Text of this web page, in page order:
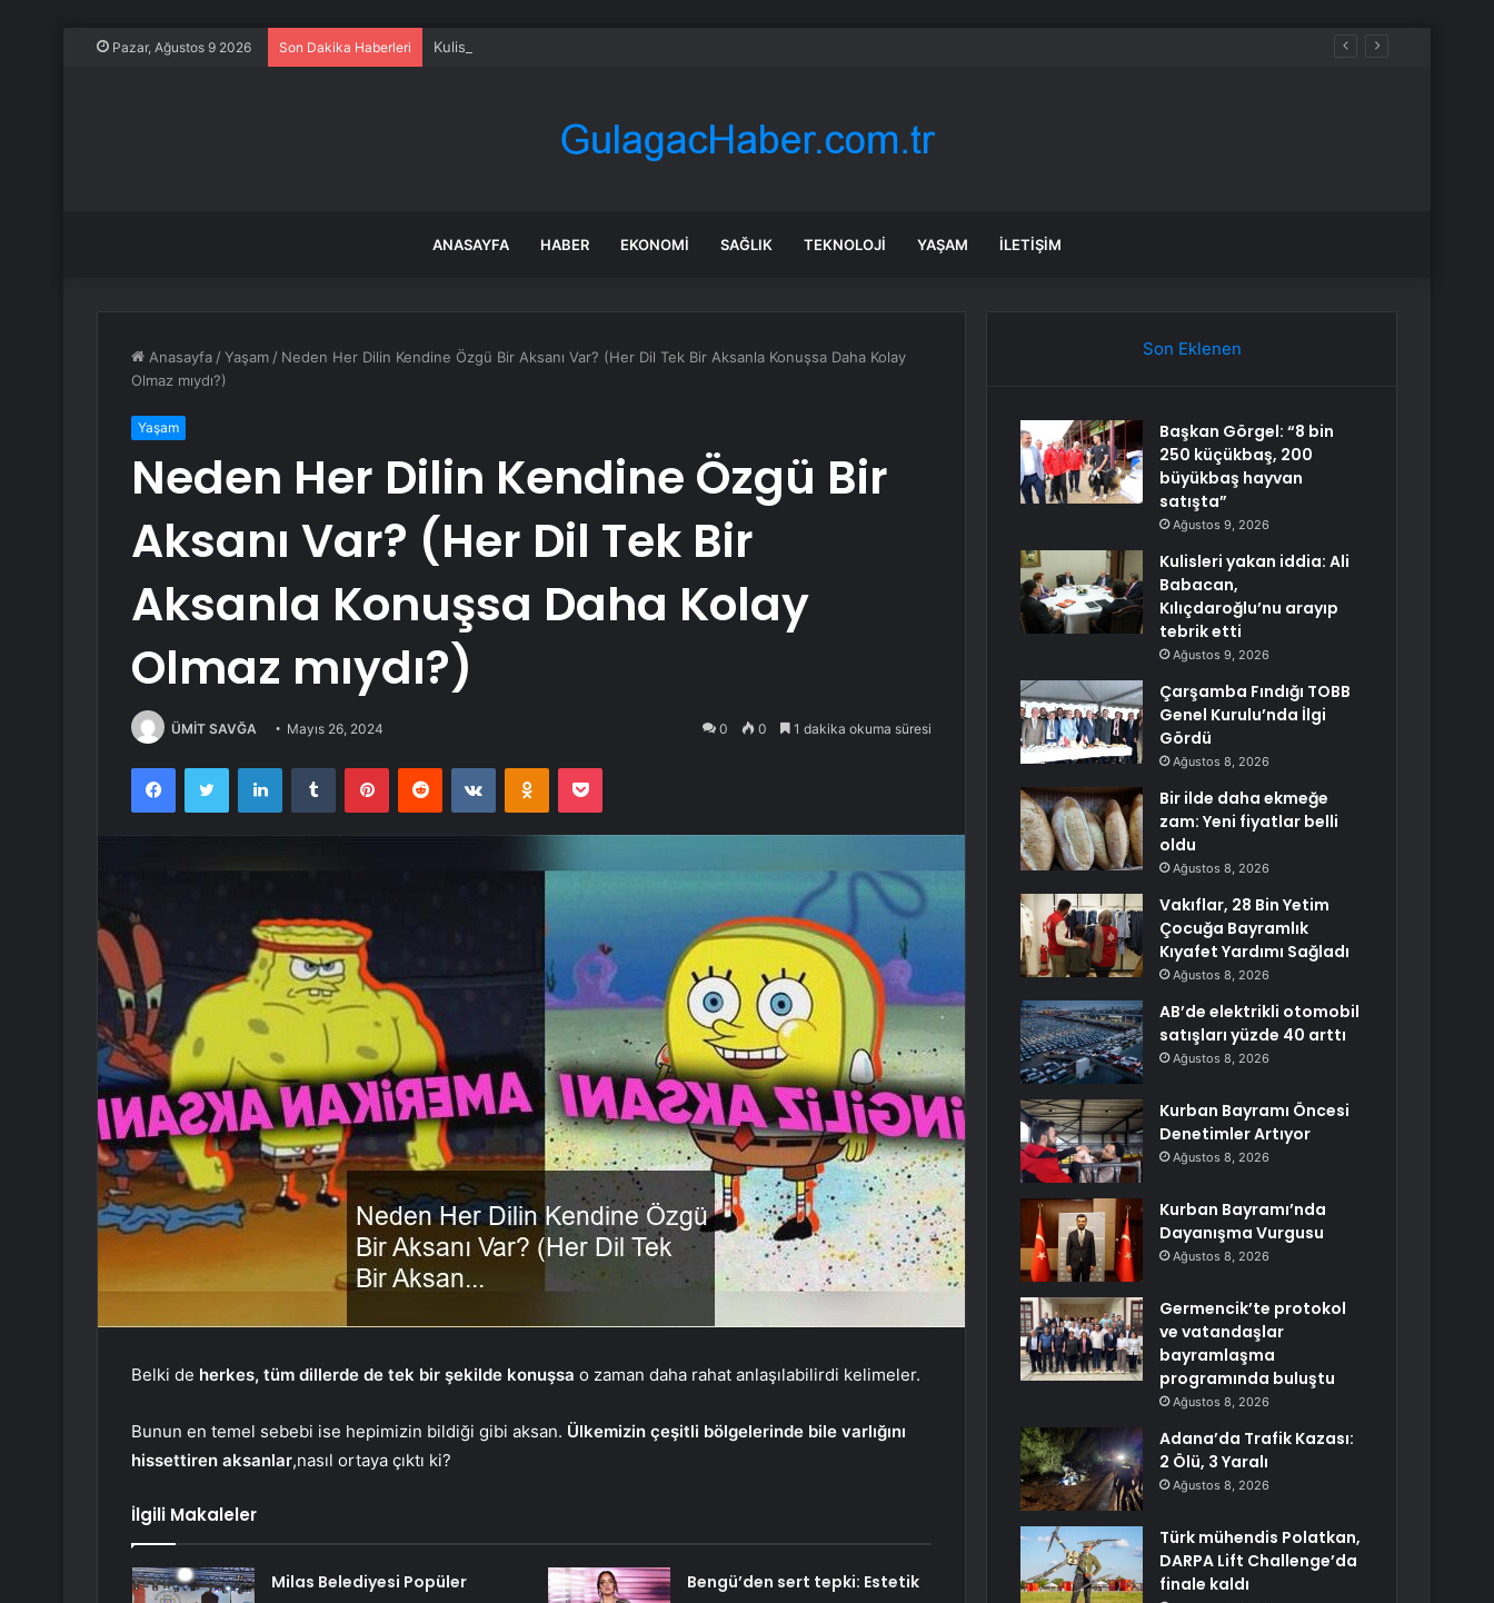
Pazar, Ağustos 9 2026 Son Dakika Haberleri Kulisleri yakan iddia: Ali Babacan, Kılıçdaroğlu’nu arayıp tebrik etti
ANASAYFA HABER EKONOMI SAĞLIK TEKNOLOJI YAŞAM İLETIŞIM
Anasayfa /Yaşam / Neden Her Dilin Kendine Özgü Bir Aksanı Var? (Her Dil Tek Bir Aksanla Konuşsa Daha Kolay
Olmaz mıydı?)
Yaşam
Neden Her Dilin Kendine Özgü Bir
Aksanı Var? (Her Dil Tek Bir
Aksanla Konuşsa Daha Kolay
Olmaz mıydı?)
ÜMİT SAVĞA Mayıs 26, 2024 0 0 1 dakika okuma süresi
FacebookTwitter LinkedInTumblr PinterestReddit VKontakteOdnoklassniki
Pocket
Belki de herkes, tüm dillerde de tek bir şekilde konuşsa o zaman daha rahat anlaşılabilirdi kelimeler.
Bunun en temel sebebi ise hepimizin bildiği gibi aksan. Ülkemizin çeşitli bölgelerinde bile varlığını
hissettiren aksanlar,nasıl ortaya çıktı ki?
İlgili Makaleler
Milas Belediyesi Popüler
Bengü’den sert tepki: Estetik
Son Eklenen
Başkan Görgel: “8 bin
250 küçükbaş, 200
büyükbaş hayvan
satışta”
Ağustos 9, 2026
Kulisleri yakan iddia: Ali
Babacan,
Kılıçdaroğlu’nu arayıp
tebrik etti
Ağustos 9, 2026
Çarşamba Fındığı TOBB
Genel Kurulu’nda İlgi
Gördü
Ağustos 8, 2026
Bir ilde daha ekmeğe
zam: Yeni fiyatlar belli
oldu
Ağustos 8, 2026
Vakıflar, 28 Bin Yetim
Çocuğa Bayramlık
Kıyafet Yardımı Sağladı
Ağustos 8, 2026
AB’de elektrikli otomobil
satışları yüzde 40 arttı
Ağustos 8, 2026
Kurban Bayramı Öncesi
Denetimler Artıyor
Ağustos 8, 2026
Kurban Bayramı’nda
Dayanışma Vurgusu
Ağustos 8, 2026
Germencik’te protokol
ve vatandaşlar
bayramlaşma
programında buluştu
Ağustos 8, 2026
Adana’da Trafik Kazası:
2 Ölü, 3 Yaralı
Ağustos 8, 2026
Türk mühendis Polatkan,
DARPA Lift Challenge’da
finale kaldı